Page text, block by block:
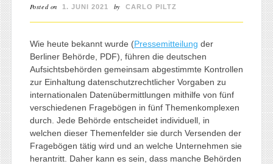
Posted on 1. JUNI 2021 by CARLO PILTZ
Wie heute bekannt wurde (Pressemitteilung der
Berliner Behörde, PDF), führen die deutschen
Aufsichtsbehörden gemeinsam abgestimmte Kontrollen
zur Einhaltung datenschutzrechtlicher Vorgaben zu
internationalen Datenübermittlungen mithilfe von fünf
verschiedenen Fragebögen in fünf Themenkomplexen
durch. Jede Behörde entscheidet individuell, in
welchen dieser Themenfelder sie durch Versenden der
Fragebögen tätig wird und an welche Unternehmen sie
herantritt. Daher kann es sein, dass manche Behörden